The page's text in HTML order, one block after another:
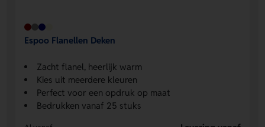
Espoo Flanellen Deken
Zacht flanel, heerlijk warm
Kies uit meerdere kleuren
Perfect voor een opdruk op maat
Bedrukken vanaf 25 stuks